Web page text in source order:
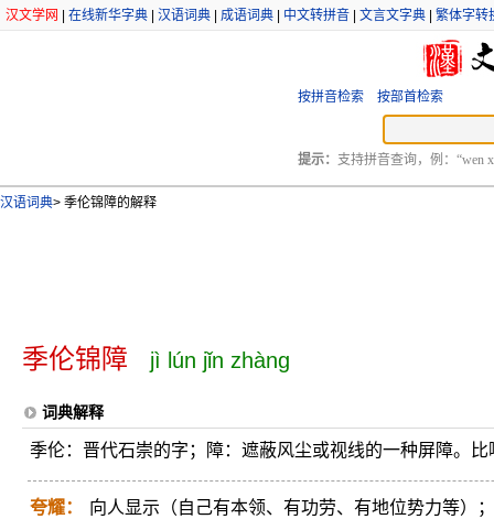
汉文学网 在线新华字典 汉语词典 成语词典 中文转拼音 文言文字典 繁体字转
按拼音检索 按部首检索
提示： 支持拼音查询，例：“wen
汉语词典> 季伦锦障的解释
季伦锦障 jì lún jǐn zhàng
词典解释
季伦：晋代石崇的字；障：遮蔽风尘或视线的一种屏障。比
夸耀： 向人显示（自己有本领、有功劳、有地位势力等）